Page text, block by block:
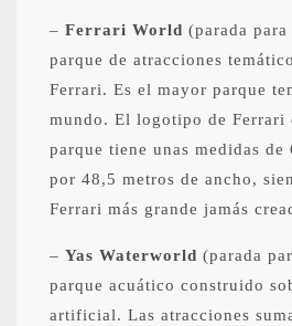
– Ferrari World (parada
parque de atracciones
Ferrari. Es el mayor parque
mundo. El logotipo de Ferrari
parque tiene unas medidas de
por 48,5 metros de ancho,
Ferrari más grande jamás
– Yas Waterworld (parada
parque acuático construido
artificial. Las atracciones